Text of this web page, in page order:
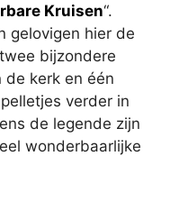
Kruisen“.
gelovigen hier de
bijzondere
de kerk en één
verder in
de legende zijn
wonderbaarlijke